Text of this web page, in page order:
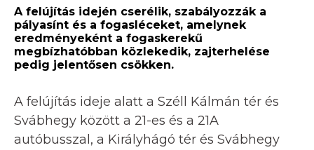
A felújítás idején cserélik, szabályozzák a
pályasínt és a fogasléceket, amelynek
eredményeként a fogaskerekű
megbízhatóbban közlekedik, zajterhelése
pedig jelentősen csökken.
A felújítás ideje alatt a Széll Kálmán tér és
Svábhegy között a 21-es és a 21A
autóbusszal, a Királyhágó tér és Svábhegy